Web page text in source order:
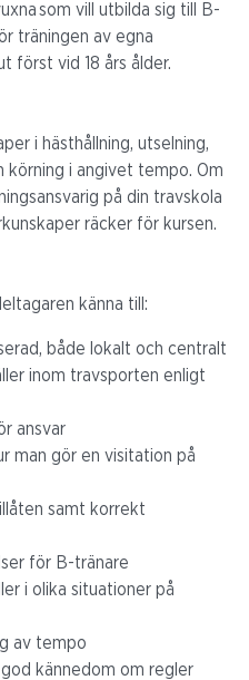
som vill utbilda sig till B-
träningen av egna
först vid 18 års ålder.
i hästhållning, utselning,
i angivet tempo. Om
på din travskola
räcker för kursen.
känna till:
både lokalt och centralt
inom travsporten enligt
ansvar
man gör en visitation på
samt korrekt
för B-tränare
i olika situationer på
av tempo
kännedom om regler